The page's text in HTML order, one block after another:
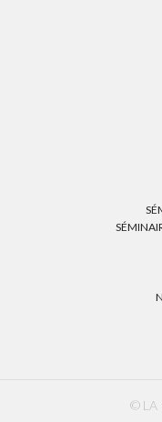
© LA